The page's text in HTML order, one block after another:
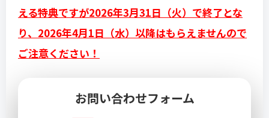
える特典ですが2026年3月31日（火）で終了とな
り、2026年4月1日（水）以降はもらえませんので
ご注意ください！
お問い合わせフォーム